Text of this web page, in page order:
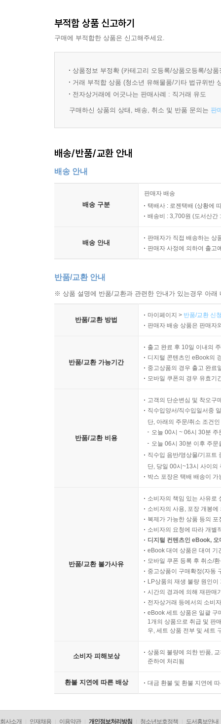
부적합 상품 신고하기
구매에 부적합한 상품은 신고해주세요.
상품정보 부정확 (카테고리 오등록/상품오등록/상
거래 부적합 상품 (청소년 유해물품/기타 법규위반
전자상거래에 어긋나는 판매사례 : 직거래 유도
구매하신 상품의 상태, 배송, 취소 및 반품 문의는 판
배송/반품/교환 안내
배송 안내
배송 구분
판매자 배송
택배사 : 로젠택배 (상황에
배송비 : 3,700원 (도서산간
배송 안내
판매자가 직접 배송하는 상
판매자 사정에 의하여 출고
반품/교환 안내
※ 상품 설명에 반품/교환과 관련한 안내가 있는경우 아
반품/교환 방법
마이페이지 > 반품/교환 신
판매자 배송 상품은 판매자
반품/교환 가능기간
출고 완료 후 10일 이내의
디지털 콘텐츠인 eBook의
중고상품의 경우 출고 완료
모바일 쿠폰의 경우 유효기
반품/교환 비용
고객의 단순변심 및 착오구
직수입양서/직수입일서중
단, 아래의 주문/취소 조건
오늘 00시 ~ 06시 30분
오늘 06시 30분 이후 주
직수입 음반/영상물/기프트
단, 당일 00시~13시 사이의
박스 포장은 택배 배송이
반품/교환 불가사유
소비자의 책임 있는 사유로
소비자의 사용, 포장 개봉
복제가 가능한 상품 등의
소비자의 요청에 따라 개별
디지털 컨텐츠인 eBook,
eBook 대여 상품은 대여 기
모바일 쿠폰 등록 후 취소/
중고상품이 구매확정(자동
LP상품의 재생 불량 원인
시간의 경과에 의해 재판매
전자상거래 등에서의 소비
eBook 세트 상품은 일괄 구
1개의 상품으로 취급 및 판
우, 세트 상품 전부 및 세트
소비자 피해보상
상품의 불량에 의한 반품,
준하여 처리됨
환불 지연에 따른 배상 대금 환불 및 환불 지연에
회사소개 인재채용 이용약관 개인정보처리방침 청소년보호정책 도서홍보안내